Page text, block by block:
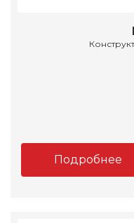
Подробнее